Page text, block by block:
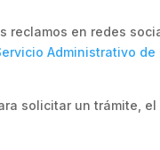
reclamos en redes
Administrativo
solicitar un trámite,